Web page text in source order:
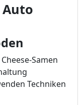
Samen
Techniken